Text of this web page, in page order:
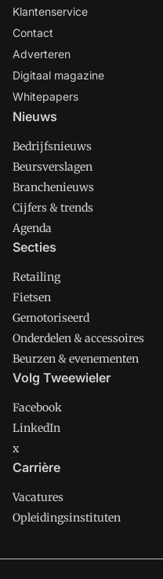
Klantenservice
Contact
Adverteren
Digitaal magazine
Whitepapers
Nieuws
Bedrijfsnieuws
Beursverslagen
Branchenieuws
Cijfers & trends
Agenda
Secties
Retailing
Fietsen
Gemotoriseerd
Onderdelen & accessoires
Beurzen & evenementen
Volg Tweewieler
Facebook
LinkedIn
x
Carrière
Vacatures
Opleidingsinstituten